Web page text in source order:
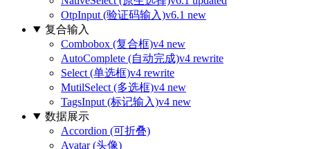
OtpInput (验证码输入)v6.1 new
复合输入
Combobox (复合框)v4 new
AutoComplete (自动完成)v4 rewrite
Select (单选框)v4 rewrite
MutilSelect (多选框)v4 new
TagsInput (标记输入)v4 new
数据展示
Accordion (可折叠)
Avatar (头像)